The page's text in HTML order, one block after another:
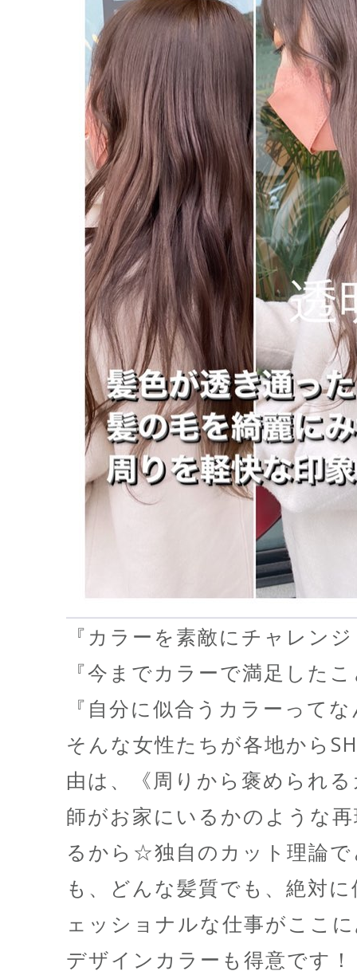
『カラーを素敵にチャレン
『今までカラーで満足した
『自分に似合うカラーって
そんな女性たちが各地から
由は、《周りから褒められ
師がお家にいるかのような
るから☆独自のカット理論
も、どんな髪質でも、絶対
ェッショナルな仕事がここ
デザインカラーも得意です！